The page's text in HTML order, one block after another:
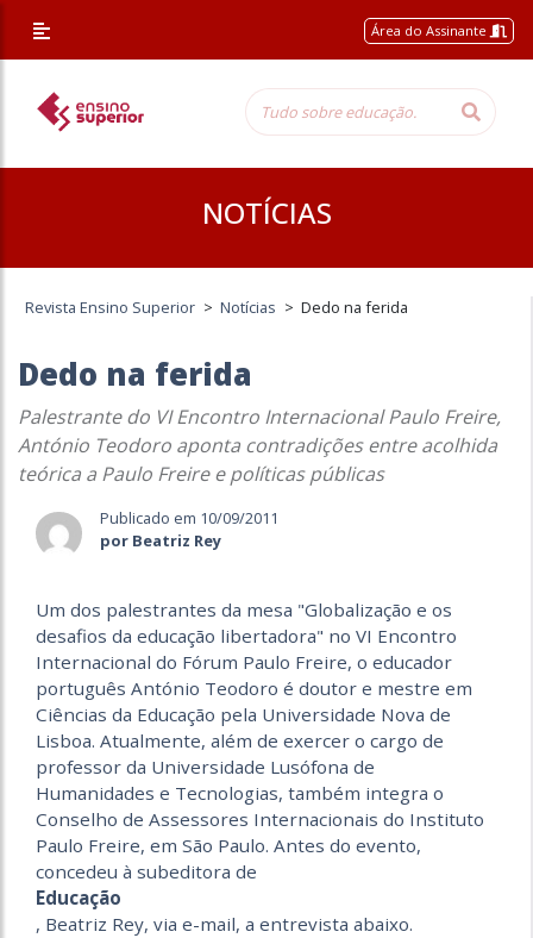
Área do Assinante
NOTÍCIAS
Revista Ensino Superior > Notícias > Dedo na ferida
Dedo na ferida
Palestrante do VI Encontro Internacional Paulo Freire,
António Teodoro aponta contradições entre acolhida
teórica a Paulo Freire e políticas públicas
Publicado em 10/09/2011
por Beatriz Rey
Um dos palestrantes da mesa "Globalização e os
desafios da educação libertadora" no VI Encontro
Internacional do Fórum Paulo Freire, o educador
português António Teodoro é doutor e mestre em
Ciências da Educação pela Universidade Nova de
Lisboa. Atualmente, além de exercer o cargo de
professor da Universidade Lusófona de
Humanidades e Tecnologias, também integra o
Conselho de Assessores Internacionais do Instituto
Paulo Freire, em São Paulo. Antes do evento,
concedeu à subeditora de
Educação
, Beatriz Rey, via e-mail, a entrevista abaixo.